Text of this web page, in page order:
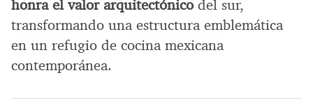
honra el valor arquitectónicodel sur,
transformando una estructura emblemática
en un refugio de cocina mexicana
contemporánea.